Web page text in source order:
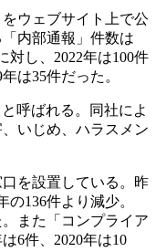
をウェブサイト上で公
内部通報」件数は
対し、2022年は100件
は35件だった。
呼ばれる。同社によ
いじめ、ハラスメン
を設置している。昨
136件より減少。
。また「コンプライア
6件、2020年は10